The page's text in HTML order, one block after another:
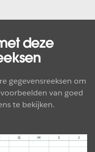
deze
gegevensreeksen om
van goed
te bekijken.